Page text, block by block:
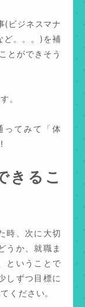
ビジネスマナ
。。。)を補
とができそう
。
ってみて「体
きるこ
時、次に大切
うか、就職ま
ということで
しずつ目標に
ください。